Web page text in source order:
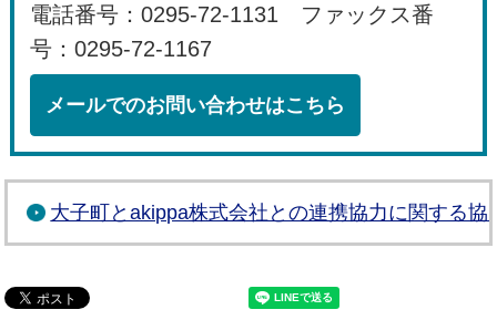
電話番号：0295-72-1131 ファックス番
号：0295-72-1167
メールでのお問い合わせはこちら
大子町とakippa株式会社との連携協力に関する協